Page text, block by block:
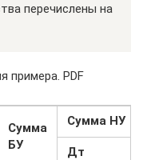
перечислены на
примера. PDF
Сумма
БУ
Сумма НУ
Дт